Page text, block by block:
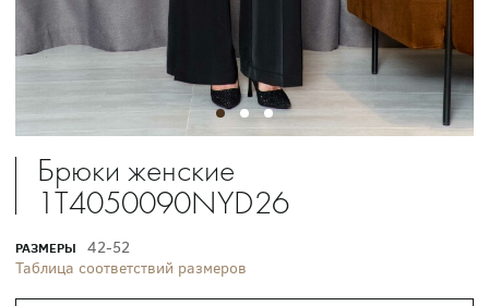
Брюки женские
1T4050090NYD26
РАЗМЕРЫ
42-52
Таблица соответствий размеров